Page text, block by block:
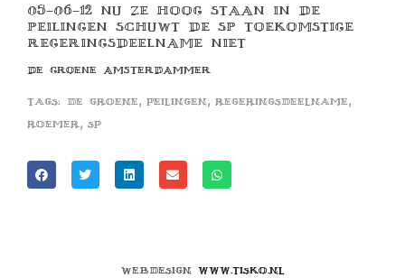
05-06-12 NU ZE HOOG STAAN IN DE
PEILINGEN SCHUWT DE SP TOEKOMSTIGE
REGERINGSDEELNAME NIET
DE GROENE AMSTERDAMMER
Tags: de groene , peilingen, regeringsdeelname ,
roemer, sp
Webdesign www.tisko.nl